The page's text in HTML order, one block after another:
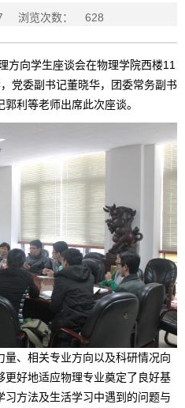
浏览次数： 628
方向学生座谈会在物理学院西楼11
党委副书记董晓华，团委常务副书
利等老师出席此次座谈。
、相关专业方向以及科研情况向
更好地适应物理专业奠定了良好基
方法及生活学习中遇到的问题与